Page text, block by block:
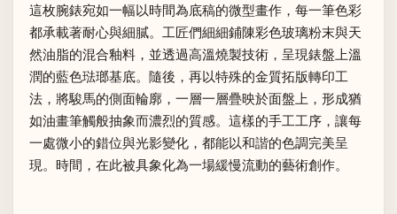
這枚腕錶宛如一幅以時間為底稿的微型畫作，每一筆色彩
都承載著耐心與細膩。工匠們細細鋪陳彩色玻璃粉末與天
然油脂的混合釉料，並透過高溫燒製技術，呈現錶盤上溫
潤的藍色琺瑯基底。隨後，再以特殊的金質拓版轉印工
法，將駿馬的側面輪廓，一層一層疊映於面盤上，形成猶
如油畫筆觸般抽象而濃烈的質感。這樣的手工工序，讓每
一處微小的錯位與光影變化，都能以和諧的色調完美呈
現。時間，在此被具象化為一場緩慢流動的藝術創作。